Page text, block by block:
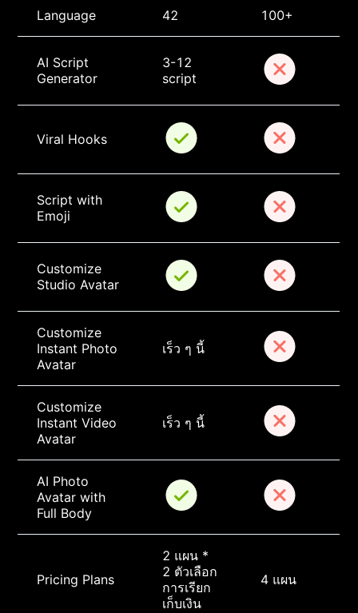
Language 42 100+
AI Script
Generator
3-12
script
Viral Hooks
Script with
Emoji
Customize
Studio Avatar
Customize
Instant Photo
Avatar
เร็ว ๆ นี้
Customize
Instant Video
Avatar
เร็ว ๆ นี้
AI Photo
Avatar with
Full Body
Pricing Plans
2 แผน *
2 ตัวเลือก
การเรียก
เก็บเงิน
4 แผน